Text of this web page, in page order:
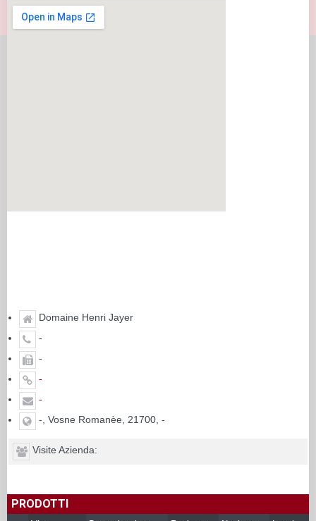
Domaine Henri Jayer
-
-
-
-
-, Vosne Romanèe, 21700, -
Visite Azienda:
PRODOTTI